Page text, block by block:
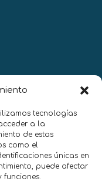
tecnologías
a la
de estas
como el
únicas en
puede afectar
funciones.